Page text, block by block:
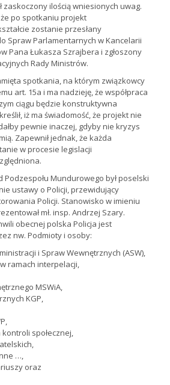
zaskoczony ilością wniesionych uwag.
po spotkaniu projekt
zostanie przesłany
Spraw Parlamentarnych w Kancelarii
Pana Łukasza Szrajbera i zgłoszony
Rady Ministrów.
spotkania, na którym związkowcy
art. 15a i ma nadzieję, że współpraca
ciągu będzie konstruktywna
iż ma świadomość, że projekt nie
pewnie inaczej, gdyby nie kryzys
Zapewnił jednak, że każda
w procesie legislacji
Mundurowego był poselski
ustawy o Policji, przewidujący
Policji. Stanowisko w imieniu
mł. insp. Andrzej Szary.
obecnej polska Policja jest
nw. Podmioty i osoby:
i Spraw Wewnętrznych (ASW),
ramach interpelacji,
MSWiA,
KGP,
społecznej,
…,
oraz